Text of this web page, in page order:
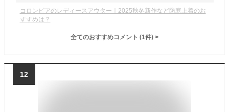
コロンビアのレディースアウター｜2025秋冬新作など防寒上着のお
すすめは？
全てのおすすめコメント (1件) >
12